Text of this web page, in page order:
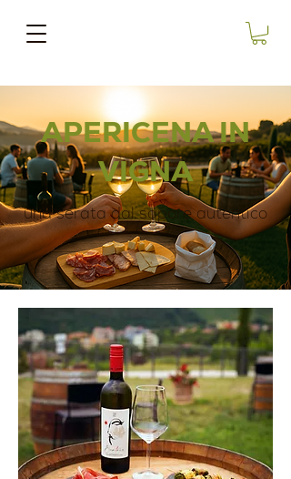
APERICENA IN
VIGNA
una serata dal sapore autentico